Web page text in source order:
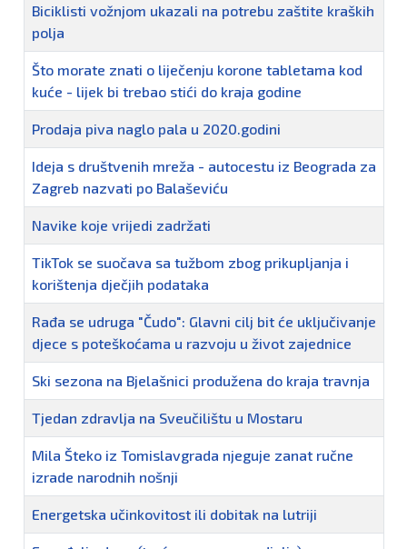
Biciklisti vožnjom ukazali na potrebu zaštite kraških
polja
Što morate znati o liječenju korone tabletama kod
kuće - lijek bi trebao stići do kraja godine
Prodaja piva naglo pala u 2020.godini
Ideja s društvenih mreža - autocestu iz Beograda za
Zagreb nazvati po Balaševiću
Navike koje vrijedi zadržati
TikTok se suočava sa tužbom zbog prikupljanja i
korištenja dječjih podataka
Rađa se udruga "Čudo": Glavni cilj bit će uključivanje
djece s poteškoćama u razvoju u život zajednice
Ski sezona na Bjelašnici produžena do kraja travnja
Tjedan zdravlja na Sveučilištu u Mostaru
Mila Šteko iz Tomislavgrada njeguje zanat ručne
izrade narodnih nošnji
Energetska učinkovitost ili dobitak na lutriji